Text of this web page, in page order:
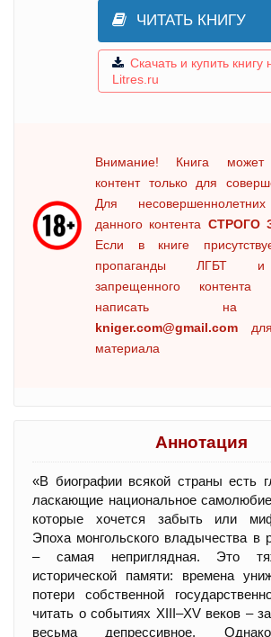
ЧИТАТЬ КНИГУ
Скачать и купить книгу
Litres.ru
Внимание! Книга может
контент только для
Для
данного контента СТРОГО
Если в книге
пропаганды ЛГБТ и
запрещенного
написать на
kniger.com@gmail.com
материала
Аннотация
«В биографии всякой страны есть
ласкающие национальное
которые хочется забыть или
Эпоха монгольского владычества в
– самая неприглядная. Это
исторической памяти: времена
потери собственной
читать о событиях XIII–XV веков –
весьма депрессивное.